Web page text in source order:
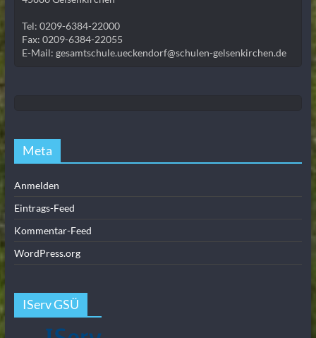
Tel: 0209-6384-22000
Fax: 0209-6384-22055
E-Mail: gesamtschule.ueckendorf@schulen-gelsenkirchen.de
Meta
Anmelden
Eintrags-Feed
Kommentar-Feed
WordPress.org
IServ GSÜ